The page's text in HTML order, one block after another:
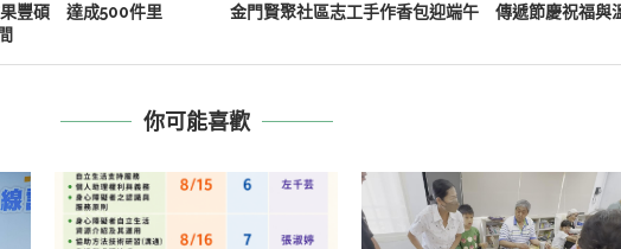
果豐碩 達成500件里
金門賢聚社區志工手作香包迎端午 傳遞節慶祝福與
你可能喜歡